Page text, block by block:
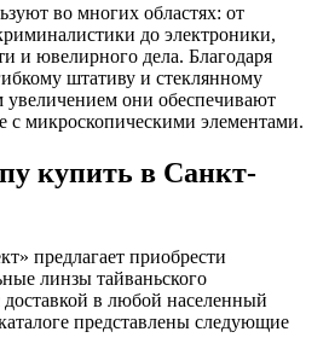
во многих областях: от
до электроники,
и ювелирного дела. Благодаря
штативу и стеклянному
увеличением они обеспечивают
с микроскопическими элементами.
купить в Санкт-
предлагает приобрести
линзы тайваньского
доставкой в любой населенный
представлены следующие